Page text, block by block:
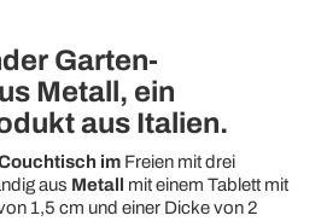
Garten-
Metall, ein
aus Italien.
imFreien mit drei
aus Metall mit einem Tablett mit
1,5 cm und einer Dicke von 2